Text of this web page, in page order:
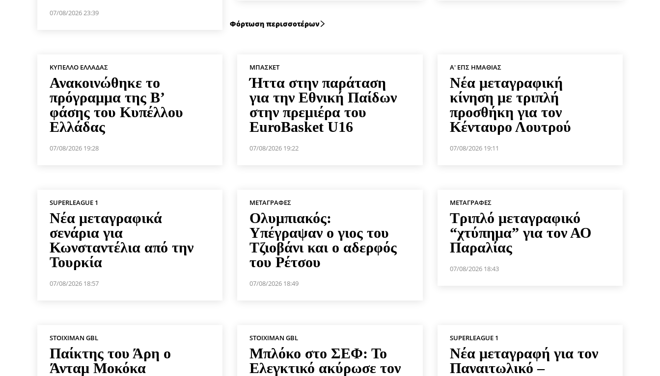
07/08/2026 23:39
ΚΎΠΕΛΛΟ ΕΛΛΆΔΑΣ
Ανακοινώθηκε το
πρόγραμμα της Β’
φάσης του Κυπέλλου
Ελλάδας
07/08/2026 19:28
ΜΠΆΣΚΕΤ
Ήττα στην παράταση
για την Εθνική Παίδων
στην πρεμιέρα του
EuroBasket U16
07/08/2026 19:22
Α' ΕΠΣ ΗΜΑΘΊΑΣ
Νέα μεταγραφική
κίνηση με τριπλή
προσθήκη για τον
Κένταυρο Λουτρού
07/08/2026 19:11
SUPERLEAGUE 1
Νέα μεταγραφικά
σενάρια για
Κωνσταντέλια από την
Τουρκία
07/08/2026 18:57
ΜΕΤΑΓΡΑΦΈΣ
Ολυμπιακός:
Υπέγραψαν ο γιος του
Τζιοβάνι και ο αδερφός
του Ρέτσου
07/08/2026 18:49
ΜΕΤΑΓΡΑΦΈΣ
Τριπλό μεταγραφικό
“χτύπημα” για τον ΑΟ
Παραλίας
07/08/2026 18:43
STOIXIMAN GBL
Παίκτης του Άρη ο
Άνταμ Μοκόκα
STOIXIMAN GBL
Μπλόκο στο ΣΕΦ: Το
Ελεγκτικό ακύρωσε τον
SUPERLEAGUE 1
Νέα μεταγραφή για τον
Παναιτωλικό –
Φόρτωση περισσοτέρων